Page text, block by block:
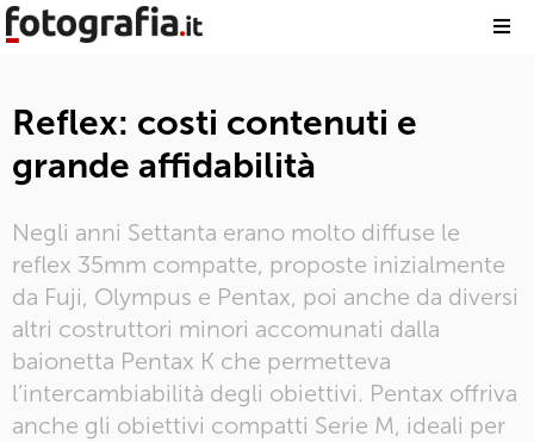
Reflex: costi contenuti e
grande affidabilità
Negli anni Settanta erano molto diffuse le
reflex 35mm compatte, proposte inizialmente
da Fuji, Olympus e Pentax, poi anche da diversi
altri costruttori minori accomunati dalla
baionetta Pentax K che permetteva
l’intercambiabilità degli obiettivi. Pentax offriva
anche gli obiettivi compatti Serie M, ideali per